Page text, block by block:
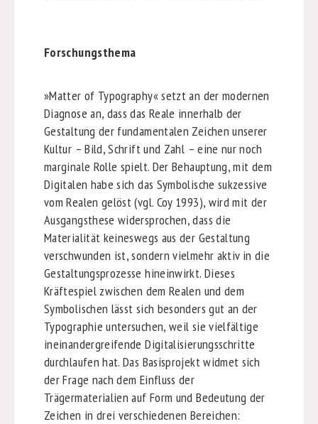
Forschungsthema
»Matter of Typography« setzt an der modernen
Diagnose an, dass das Reale innerhalb der
Gestaltung der fundamentalen Zeichen unserer
Kultur – Bild, Schrift und Zahl – eine nur noch
marginale Rolle spielt. Der Behauptung, mit dem
Digitalen habe sich das Symbolische sukzessive
vom Realen gelöst (vgl. Coy 1993), wird mit der
Ausgangsthese widersprochen, dass die
Materialität keineswegs aus der Gestaltung
verschwunden ist, sondern vielmehr aktiv in die
Gestaltungsprozesse hineinwirkt. Dieses
Kräftespiel zwischen dem Realen und dem
Symbolischen lässt sich besonders gut an der
Typographie untersuchen, weil sie vielfältige
ineinandergreifende Digitalisierungsschritte
durchlaufen hat. Das Basisprojekt widmet sich
der Frage nach dem Einfluss der
Trägermaterialien auf Form und Bedeutung der
Zeichen in drei verschiedenen Bereichen: